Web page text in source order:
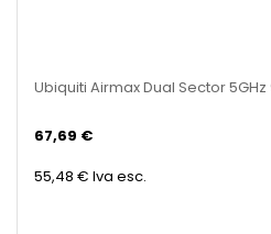
Ubiquiti Airmax Dual Sector 5GHz
67,69 €
55,48 € Iva esc.